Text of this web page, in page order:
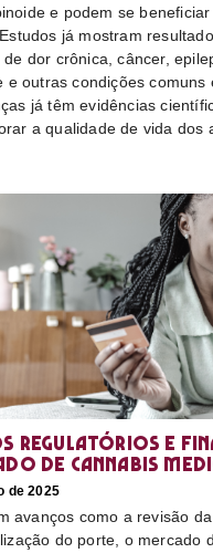
e podem se
já mostram
dor crônica, câncer,
e outras condições comuns
já têm evidências
a qualidade de vida dos
regulatórios e
de cannabis
de 2025
avanços como a revisão
do porte, o mercado